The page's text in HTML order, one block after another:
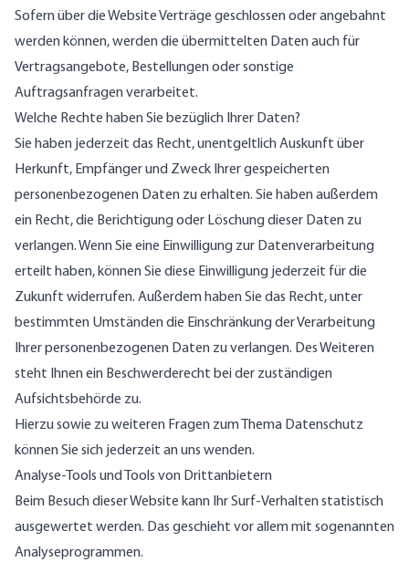
Sofern über die Website Verträge geschlossen oder angebahnt
werden können, werden die übermittelten Daten auch für
Vertragsangebote, Bestellungen oder sonstige
Auftragsanfragen verarbeitet.
Welche Rechte haben Sie bezüglich Ihrer Daten?
Sie haben jederzeit das Recht, unentgeltlich Auskunft über
Herkunft, Empfänger und Zweck Ihrer gespeicherten
personenbezogenen Daten zu erhalten. Sie haben außerdem
ein Recht, die Berichtigung oder Löschung dieser Daten zu
verlangen. Wenn Sie eine Einwilligung zur Datenverarbeitung
erteilt haben, können Sie diese Einwilligung jederzeit für die
Zukunft widerrufen. Außerdem haben Sie das Recht, unter
bestimmten Umständen die Einschränkung der Verarbeitung
Ihrer personenbezogenen Daten zu verlangen. Des Weiteren
steht Ihnen ein Beschwerderecht bei der zuständigen
Aufsichtsbehörde zu.
Hierzu sowie zu weiteren Fragen zum Thema Datenschutz
können Sie sich jederzeit an uns wenden.
Analyse-Tools und Tools von Dritt­anbietern
Beim Besuch dieser Website kann Ihr Surf-Verhalten statistisch
ausgewertet werden. Das geschieht vor allem mit sogenannten
Analyseprogrammen.